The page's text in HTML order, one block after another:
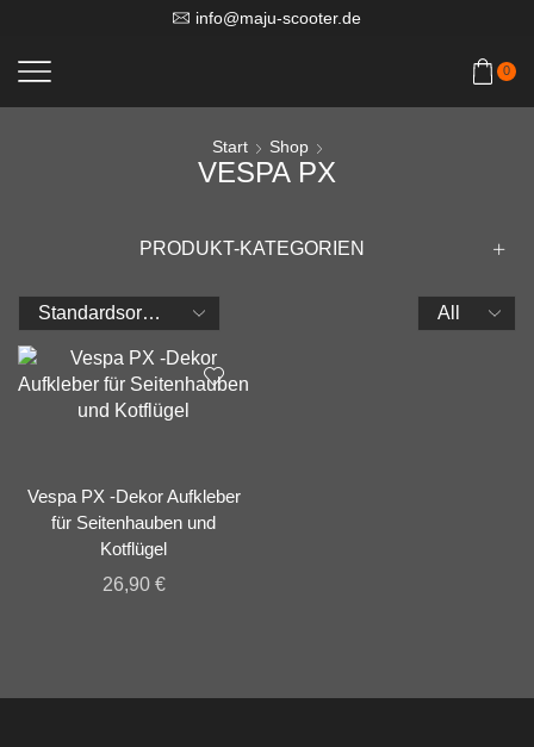
info@maju-scooter.de
0
Start Shop
VESPA PX
Products
per
Vespa PX -Dekor Aufkleber
für Seitenhauben und
Kotflügel
26,90 €
PRODUKT-KATEGORIEN